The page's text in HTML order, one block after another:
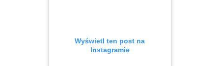
Wyświetl ten post na
Instagramie